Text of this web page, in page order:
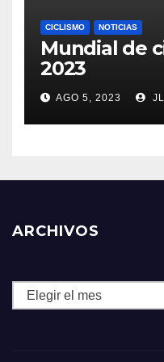
CICLISMO NOTICIAS
Mundial de
2023
AGO 5, 2023
ARCHIVOS
Archivos